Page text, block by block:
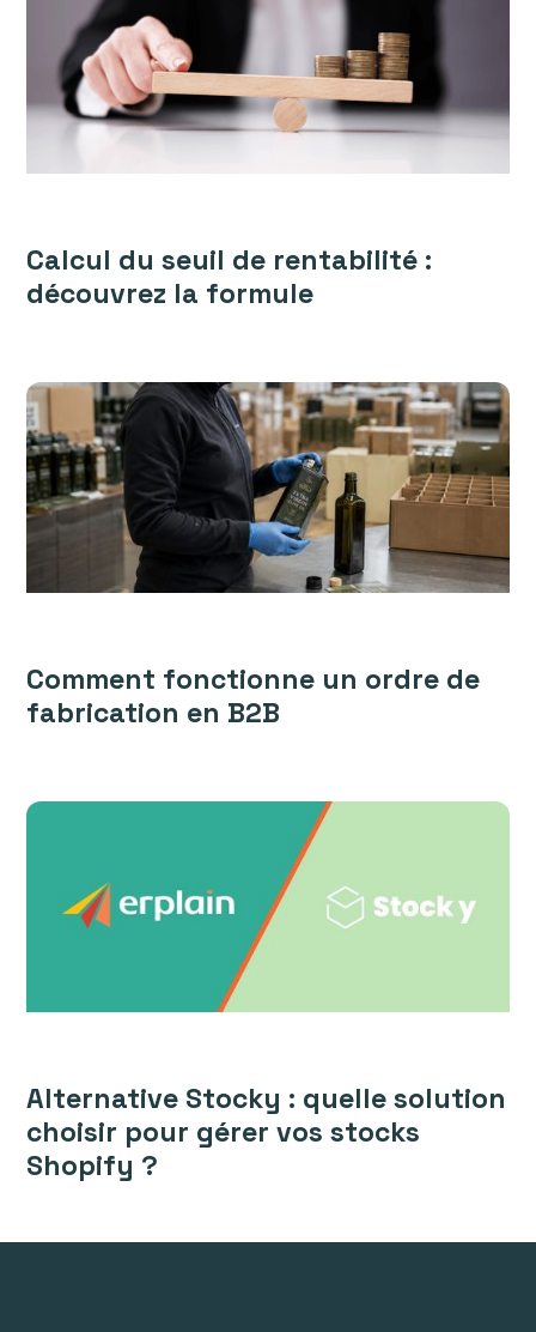
Calcul du seuil de rentabilité :
découvrez la formule
Comment fonctionne un ordre de
fabrication en B2B
Alternative Stocky : quelle solution
choisir pour gérer vos stocks
Shopify ?